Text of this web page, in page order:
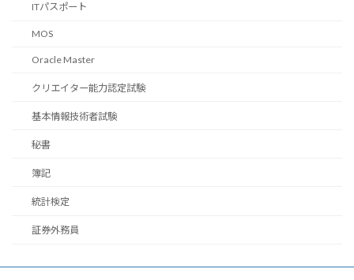
ITパスポート
MOS
Oracle Master
クリエイター能力認定試験
基本情報技術者試験
秘書
簿記
統計検定
証券外務員